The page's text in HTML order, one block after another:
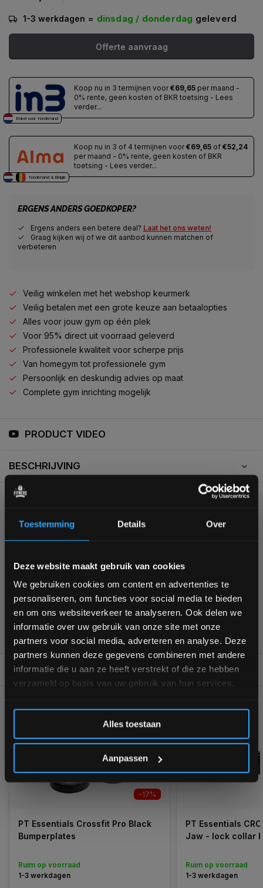
Toestemming Details Over
Deze website maakt gebruik van cookies
We gebruiken cookies om content en advertenties te
personaliseren, om functies voor social media te bieden
en om ons websiteverkeer te analyseren. Ook delen we
informatie over uw gebruik van onze site met onze
partners voor social media, adverteren en analyse. Deze
partners kunnen deze gegevens combineren met andere
informatie die u aan ze heeft verstrekt of die ze hebben
verzameld op basis van uw gebruik van hun services.
Alles toestaan
Aanpassen
1-3 werkdagen = dinsdag / donderdag geleverd
Offerte aanvraag
Enkel voor Nederland
Koop nu in 3 termijnen voor €69,65 per maand -
0% rente, geen kosten of BKR toetsing - Lees
verder...
Nederland & Belgie
Koop nu in 3 of 4 termijnen voor €69,65 of €52,24
per maand - 0% rente, geen kosten of BKR
toetsing - Lees verder...
ERGENS ANDERS GOEDKOPER?
Ergens anders een betere deal? Laat het ons weten!
Graag kijken wij of we dit aanbod kunnen matchen of
verbeteren
Veilig winkelen met het webshop keurmerk
Veilig betalen met een grote keuze aan betaalopties
Alles voor jouw gym op één plek
Voor 95% direct uit voorraad geleverd
Professionele kwaliteit voor scherpe prijs
Van homegym tot professionele gym
Persoonlijk en deskundig advies op maat
Complete gym inrichting mogelijk
PRODUCT VIDEO
BESCHRIJVING
KUNNEN WE HELPEN?
355 customers give us a 4,7/5 at
REVIEWS 9.3/10
-17%
PT Essentials Crossfit Pro Black
Bumperplates
Ruim op voorraad
1-3 werkdagen
PT Essentials
Jaw - lock collar
Ruim op voorraad
1-3 werkdagen
Bam! 5% korting op je volgende
bestelling
Schrijf je in voor onze nieuwsbrief om op de hoogte te
blijven over onze nieuwe producten, deals en meer
interessante info. Ontvang 5% korting op je eerstvolgende
aankoop! 😀
Inschrijven
*Verzendkosten vallen buiten de korting